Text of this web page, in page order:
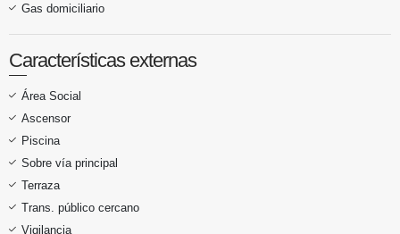
Gas domiciliario
Características externas
Área Social
Ascensor
Piscina
Sobre vía principal
Terraza
Trans. público cercano
Vigilancia